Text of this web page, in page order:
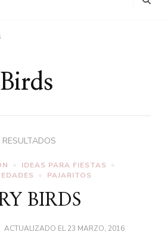
IDEAS PARA FIESTAS
PAJARITOS
BIRDS
ACTUALIZADO EL23 MARZO, 2016